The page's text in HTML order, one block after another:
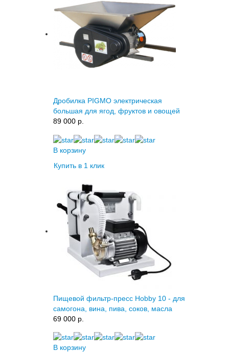
Дробилка PIGMO электрическая
большая для ягод, фруктов и овощей
89 000 p.
В корзину
Купить в 1 клик
Пищевой фильтр-пресс Hobby 10 - для
самогона, вина, пива, соков, масла
69 000 p.
В корзину